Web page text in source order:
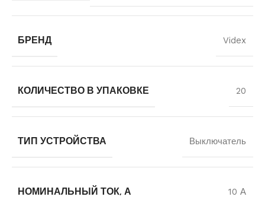
БРЕНД Videx
КОЛИЧЕСТВО В УПАКОВКЕ 20
ТИП УСТРОЙСТВА Выключатель
НОМИНАЛЬНЫЙ ТОК, А 10 А